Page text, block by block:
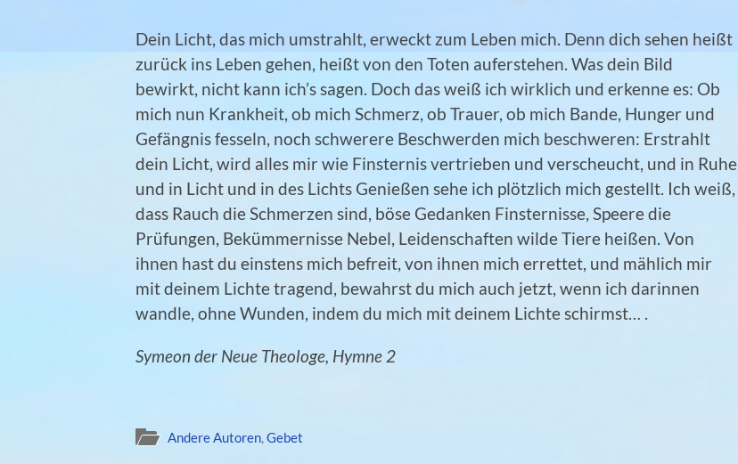
Dein Licht, das mich umstrahlt, erweckt zum Leben mich. Denn dich sehen heißt
zurück ins Leben gehen, heißt von den Toten auferstehen. Was dein Bild
bewirkt, nicht kann ich’s sagen. Doch das weiß ich wirklich und erkenne es: Ob
mich nun Krankheit, ob mich Schmerz, ob Trauer, ob mich Bande, Hunger und
Gefängnis fesseln, noch schwerere Beschwerden mich beschweren: Erstrahlt
dein Licht, wird alles mir wie Finsternis vertrieben und verscheucht, und in Ruhe
und in Licht und in des Lichts Genießen sehe ich plötzlich mich gestellt. Ich weiß,
dass Rauch die Schmerzen sind, böse Gedanken Finsternisse, Speere die
Prüfungen, Bekümmernisse Nebel, Leidenschaften wilde Tiere heißen. Von
ihnen hast du einstens mich befreit, von ihnen mich errettet, und mählich mir
mit deinem Lichte tragend, bewahrst du mich auch jetzt, wenn ich darinnen
wandle, ohne Wunden, indem du mich mit deinem Lichte schirmst… .
Symeon der Neue Theologe, Hymne 2
Andere Autoren,Gebet